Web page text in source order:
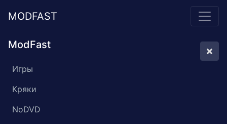
MODFAST
ModFast
Игры
Кряки
NoDVD